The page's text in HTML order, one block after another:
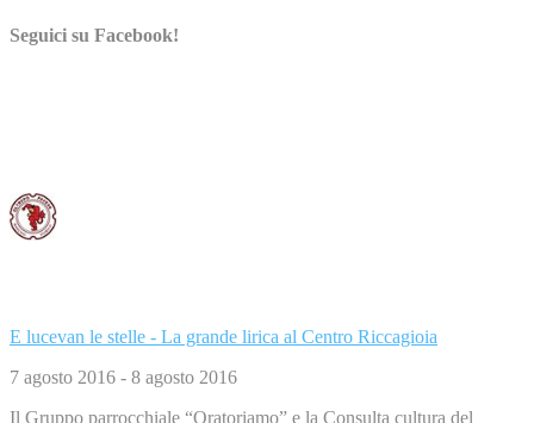
Seguici su Facebook!
E lucevan le stelle - La grande lirica al Centro Riccagioia
7 agosto 2016 - 8 agosto 2016
Il Gruppo parrocchiale “Oratoriamo” e la Consulta cultura del